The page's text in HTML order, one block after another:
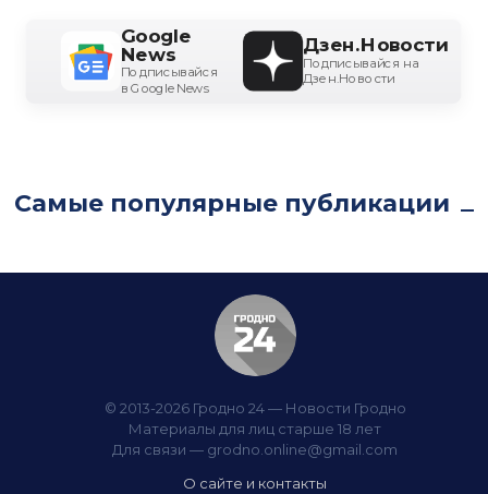
Google
News
Подписывайся
в Google News
Дзен.Новости
Подписывайся на
Дзен.Новости
Самые популярные публикации
© 2013-2026 Гродно 24 — Новости Гродно
Материалы для лиц старше 18 лет
Для связи — grodno.online@gmail.com
О сайте и контакты